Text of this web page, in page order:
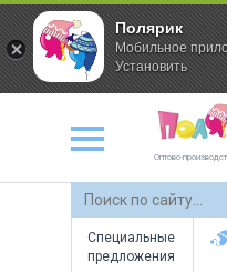
Оптово-
Специальные
предложения
Полярик
Мобильное
Установить